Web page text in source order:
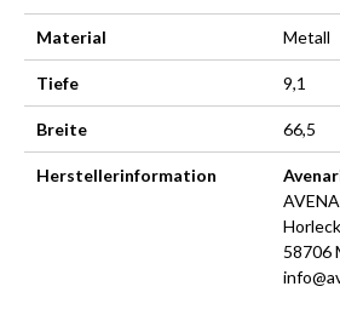
Material Metall
Tiefe 9,1
Breite 66,5
Herstellerinformation
58706